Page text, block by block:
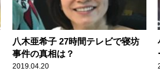
八木亜希子 27時間テレビで寝坊
事件の真相は？
2019.04.20